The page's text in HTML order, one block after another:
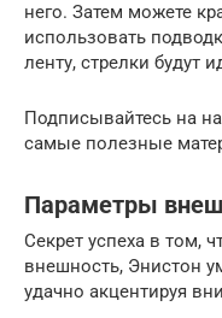
него. Затем можете
использовать
ленту, стрелки будут
Подписывайтесь на
самые полезные
Параметры
Секрет успеха в том,
внешность, Энистон
удачно акцентируя